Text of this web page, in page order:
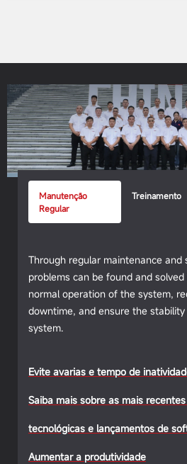
Manutenção
Regular
Treinamento
Through regular maintenance
problems can be found and
normal operation of the system,
downtime, and ensure the
system.
Evite avarias e tempo de
Saiba mais sobre as mais
tecnológicas e lançamentos de
Aumentar a produtividade